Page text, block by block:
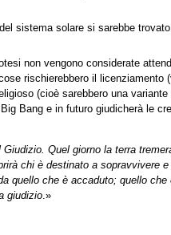
sistema solare si sarebbe
non vengono considerate
rischierebbero il licenziamento
(cioè sarebbero una
Bang e in futuro giudicherà le
Quel giorno la terra
chi è destinato a sopravvivere
quello che è accaduto; quello
giudizio.»